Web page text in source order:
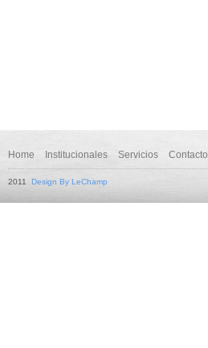
Home Institucionales Servicios Contacto
2011 Design By LeChamp